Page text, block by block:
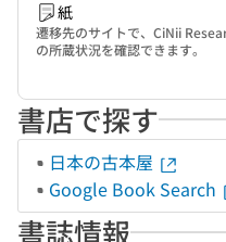
紙
遷移先のサイトで、CiNii
の所蔵状況を確認できます。
書店で探す
日本の古本屋
Google Book Search
書誌情報